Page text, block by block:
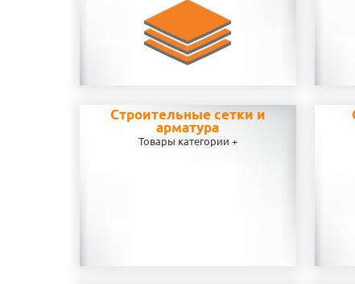
Строительные сетки и
арматура
Товары категории +